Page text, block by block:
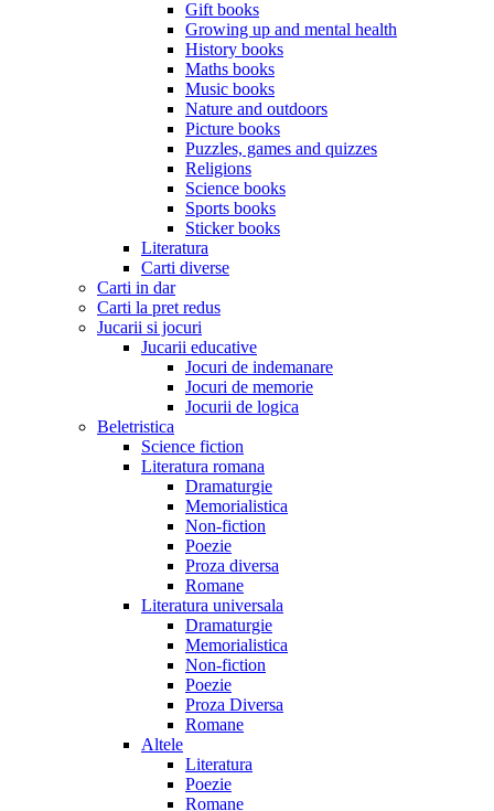
Gift books
Growing up and mental health
History books
Maths books
Music books
Nature and outdoors
Picture books
Puzzles, games and quizzes
Religions
Science books
Sports books
Sticker books
Literatura
Carti diverse
Carti in dar
Carti la pret redus
Jucarii si jocuri
Jucarii educative
Jocuri de indemanare
Jocuri de memorie
Jocurii de logica
Beletristica
Science fiction
Literatura romana
Dramaturgie
Memorialistica
Non-fiction
Poezie
Proza diversa
Romane
Literatura universala
Dramaturgie
Memorialistica
Non-fiction
Poezie
Proza Diversa
Romane
Altele
Literatura
Poezie
Romane